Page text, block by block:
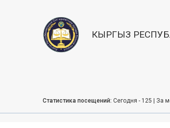
КЫРГЫЗ
Статистика посещений: Сегодня - 125 | За